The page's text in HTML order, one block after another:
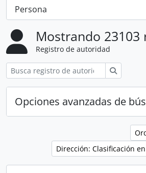
Persona
, 3 resultados
Mostrando 23103
Registro de autoridad
Opciones avanzadas de
Dirección: Clasificación